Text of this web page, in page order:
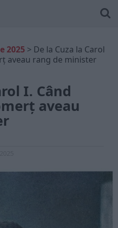
2025 > De la Cuza la Carol
aveau rang de minister
I. Când
aveau